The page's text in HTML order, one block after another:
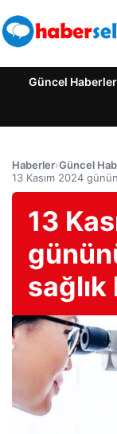
Güncel Haberler
Haberler›Güncel
13 Kasım 2024
13